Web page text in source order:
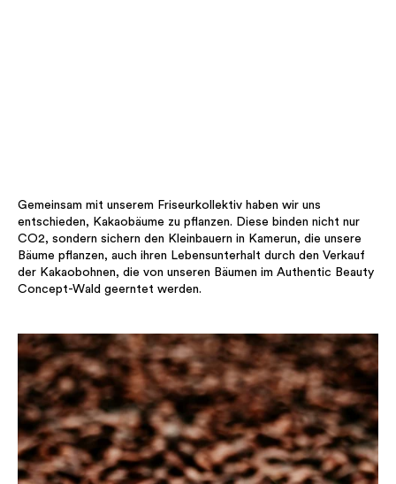
Gemeinsam mit unserem Friseurkollektiv haben wir uns
entschieden, Kakaobäume zu pflanzen. Diese binden nicht nur
CO2, sondern sichern den Kleinbauern in Kamerun, die unsere
Bäume pflanzen, auch ihren Lebensunterhalt durch den Verkauf
der Kakaobohnen, die von unseren Bäumen im Authentic Beauty
Concept-Wald geerntet werden.